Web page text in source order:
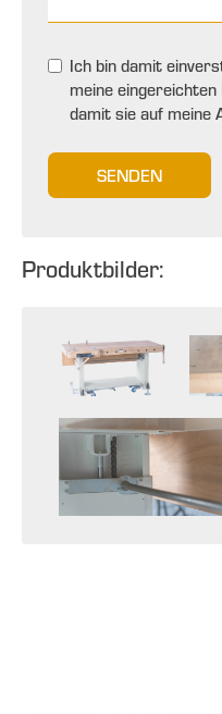
Ich bin damit
meine
damit sie auf meine
SENDEN
Produktbilder: